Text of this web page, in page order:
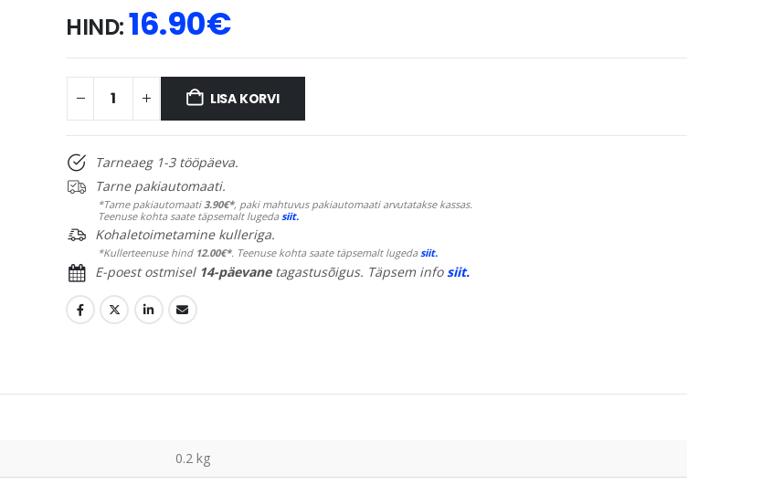
HIND:16.90€
LISA KORVI
Tarneaeg 1-3 tööpäeva.
Tarne pakiautomaati.
*Tarne pakiautomaati3.90€*, paki mahtuvus pakiautomaati arvutatakse kassas.
Teenuse kohta saate täpsemalt lugedasiit.
Kohaletoimetamine kulleriga.
*Kullerteenuse hind 12.00€*. Teenuse kohta saate täpsemalt lugedasiit.
E-poest ostmisel 14-päevanetagastusõigus. Täpsem info siit.
0.2 kg